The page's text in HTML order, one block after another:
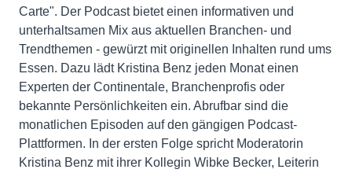
Carte". Der Podcast bietet einen informativen und
unterhaltsamen Mix aus aktuellen Branchen- und
Trendthemen - gewürzt mit originellen Inhalten rund ums
Essen. Dazu lädt Kristina Benz jeden Monat einen
Experten der Continentale, Branchenprofis oder
bekannte Persönlichkeiten ein. Abrufbar sind die
monatlichen Episoden auf den gängigen Podcast-
Plattformen. In der ersten Folge spricht Moderatorin
Kristina Benz mit ihrer Kollegin Wibke Becker, Leiterin